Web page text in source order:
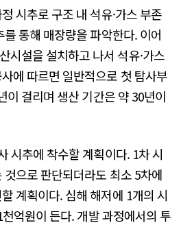
시추로 구조 내 석유·가스 부존
통해 매장량을 파악한다. 이어
시설을 설치하고 나서 석유·가스
에 따르면 일반적으로 첫 탐사부
이 걸리며 생산 기간은 약 30년이
시추에 착수할 계획이다. 1차 시
으로 판단되더라도 최소 5차에
계획이다. 심해 해저에 1개의 시
억원이 든다. 개발 과정에서의 투